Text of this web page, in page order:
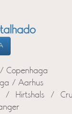
Copenhaga
/ Aarhus
/ Hirtshals /